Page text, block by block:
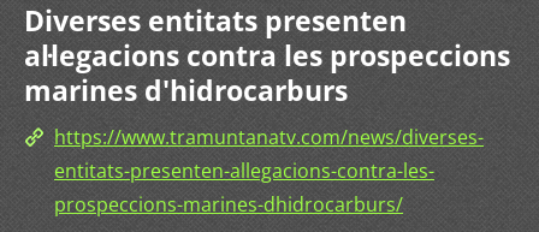
Diverses entitats presenten
al·legacions contra les prospeccions
marines d'hidrocarburs
https://www.tramuntanatv.com/news/diverses-
entitats-presenten-allegacions-contra-les-
prospeccions-marines-dhidrocarburs/